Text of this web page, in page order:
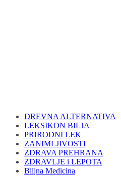
DREVNA ALTERNATIVA
LEKSIKON BILJA
PRIRODNI LEK
ZANIMLJIVOSTI
ZDRAVA PREHRANA
ZDRAVLJE i LEPOTA
Biljna Medicina